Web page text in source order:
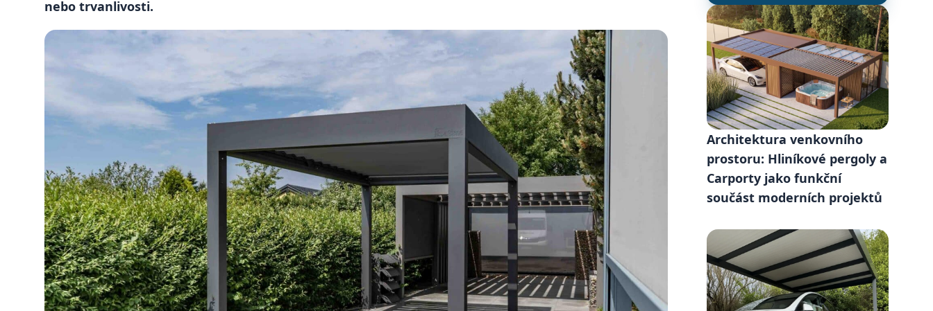
nebo trvanlivosti.
Architektura venkovního
prostoru: Hliníkové pergoly a
Carporty jako funkční
součást moderních projektů